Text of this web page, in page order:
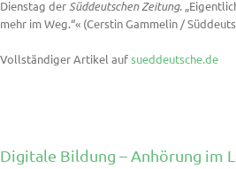
Dienstag derSüddeutschen Zeitung.
mehr im Weg.“« (Cerstin Gammelin /
Vollständiger Artikel aufsueddeutsche.de
Digitale Bildung – Anhörung im